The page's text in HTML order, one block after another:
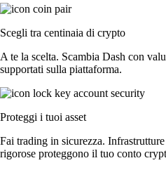
Scegli tra centinaia di crypto
A te la scelta. Scambia Dash con
supportati sulla piattaforma.
Proteggi i tuoi asset
Fai trading in sicurezza.
rigorose proteggono il tuo conto